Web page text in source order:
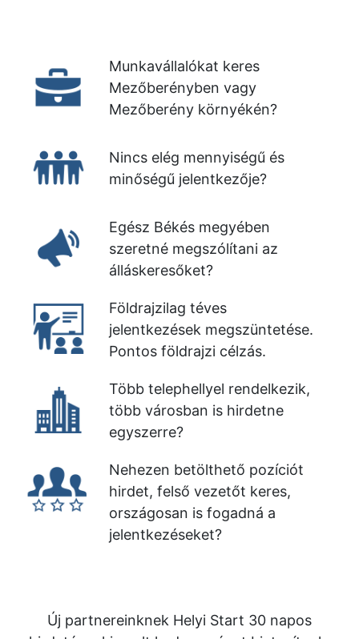
Munkavállalókat keres
Mezőberényben vagy
Mezőberény környékén?
Nincs elég mennyiségű és
minőségű jelentkezője?
Egész Békés megyében
szeretné megszólítani az
álláskeresőket?
Földrajzilag téves
jelentkezések megszüntetése.
Pontos földrajzi célzás.
Több telephellyel rendelkezik,
több városban is hirdetne
egyszerre?
Nehezen betölthető pozíciót
hirdet, felső vezetőt keres,
országosan is fogadná a
jelentkezéseket?
Új partnereinknek Helyi Start 30 napos